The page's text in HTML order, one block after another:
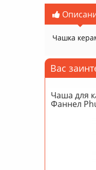
Чашка
Вас
Чаша для
Фаннел